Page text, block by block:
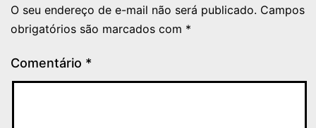
O seu endereço de e-mail não será publicado. Campos
obrigatórios são marcados com *
Comentário *